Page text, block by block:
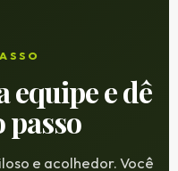
equipe e dê
e acolhedor. Você